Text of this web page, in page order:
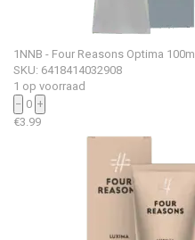
1NNB - Four Reasons Optima 100ml
SKU: 6418414032908
1 op voorraad
− 0 +
€3.99